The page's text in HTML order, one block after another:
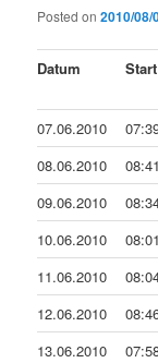
Posted on2010/08/
Datum Start
07.06.2010
08.06.2010
08:41
09.06.2010
10.06.2010
08:01
11.06.2010
12.06.2010
13.06.2010